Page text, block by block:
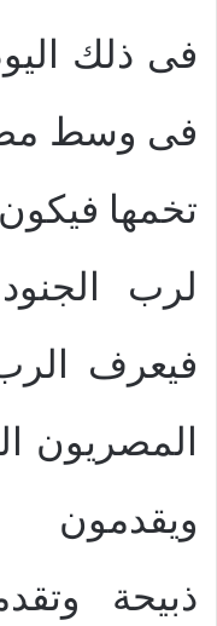
فى ذلك
فى وسط
تخمها
لرب
فيعرف
المصريون
ويقدمون
ذبيحة